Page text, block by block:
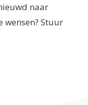
naar
wensen? Stuur